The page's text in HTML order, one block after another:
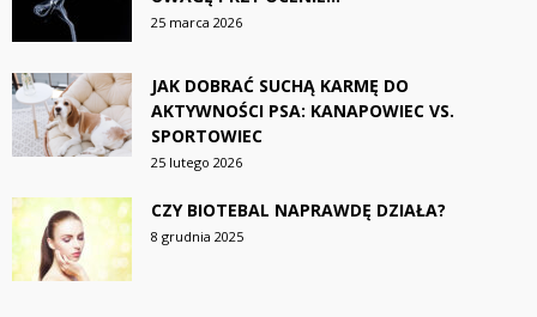
25 marca 2026
JAK DOBRAĆ SUCHĄ KARMĘ DO
AKTYWNOŚCI PSA: KANAPOWIEC VS.
SPORTOWIEC
25 lutego 2026
CZY BIOTEBAL NAPRAWDĘ DZIAŁA?
8 grudnia 2025